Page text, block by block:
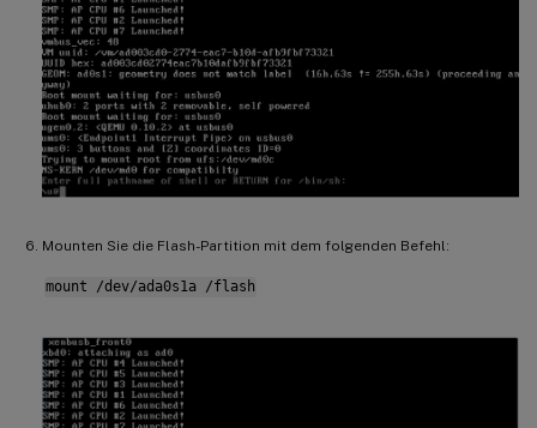
Mounten Sie die Flash-Partition mit dem folgenden Befehl:
mount /dev/ada0s1a /flash